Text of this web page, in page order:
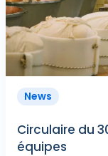
News
Circulaire du
équipes